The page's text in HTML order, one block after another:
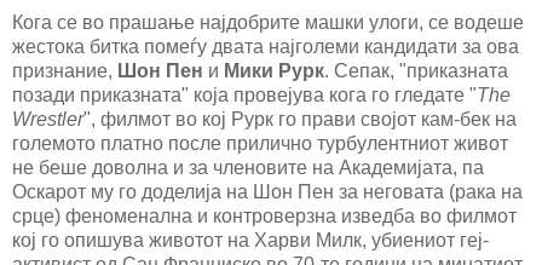
Кога се во прашање најдобрите машки улоги, се водеше
жестока битка помеѓу двата најголеми кандидати за ова
признание, Шон Пен и Мики Рурк. Сепак, "приказната
позади приказната" која провејува кога го гледате "The
Wrestler", филмот во кој Рурк го прави својот кам-бек на
големото платно после прилично турбулентниот живот
не беше доволна и за членовите на Академијата, па
Оскарот му го доделија на Шон Пен за неговата (рака на
срце) феноменална и контроверзна изведба во филмот
кој го опишува животот на Харви Милк, убиениот геј-